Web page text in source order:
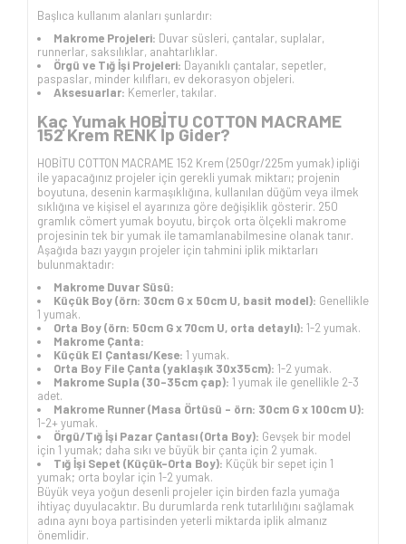
Başlıca kullanım alanları şunlardır:
Makrome Projeleri: Duvar süsleri, çantalar, suplalar,
runnerlar, saksılıklar, anahtarlıklar.
Örgü ve Tığ İşi Projeleri: Dayanıklı çantalar, sepetler,
paspaslar, minder kılıfları, ev dekorasyon objeleri.
Aksesuarlar: Kemerler, takılar.
Kaç Yumak HOBİTU COTTON MACRAME
152 Krem RENK İp Gider?
HOBİTU COTTON MACRAME 152 Krem (250gr/225m yumak) ipliği
ile yapacağınız projeler için gerekli yumak miktarı; projenin
boyutuna, desenin karmaşıklığına, kullanılan düğüm veya ilmek
sıklığına ve kişisel el ayarınıza göre değişiklik gösterir. 250
gramlık cömert yumak boyutu, birçok orta ölçekli makrome
projesinin tek bir yumak ile tamamlanabilmesine olanak tanır.
Aşağıda bazı yaygın projeler için tahmini iplik miktarları
bulunmaktadır:
Makrome Duvar Süsü:
Küçük Boy (örn: 30cm G x 50cm U, basit model): Genellikle
1 yumak.
Orta Boy (örn: 50cm G x 70cm U, orta detaylı): 1-2 yumak.
Makrome Çanta:
Küçük El Çantası/Kese: 1 yumak.
Orta Boy File Çanta (yaklaşık 30x35cm): 1-2 yumak.
Makrome Supla (30-35cm çap): 1 yumak ile genellikle 2-3
adet.
Makrome Runner (Masa Örtüsü - örn: 30cm G x 100cm U):
1-2+ yumak.
Örgü/Tığ İşi Pazar Çantası (Orta Boy): Gevşek bir model
için 1 yumak; daha sıkı ve büyük bir çanta için 2 yumak.
Tığ İşi Sepet (Küçük-Orta Boy): Küçük bir sepet için 1
yumak; orta boylar için 1-2 yumak.
Büyük veya yoğun desenli projeler için birden fazla yumağa
ihtiyaç duyulacaktır. Bu durumlarda renk tutarlılığını sağlamak
adına aynı boya partisinden yeterli miktarda iplik almanız
önemlidir.